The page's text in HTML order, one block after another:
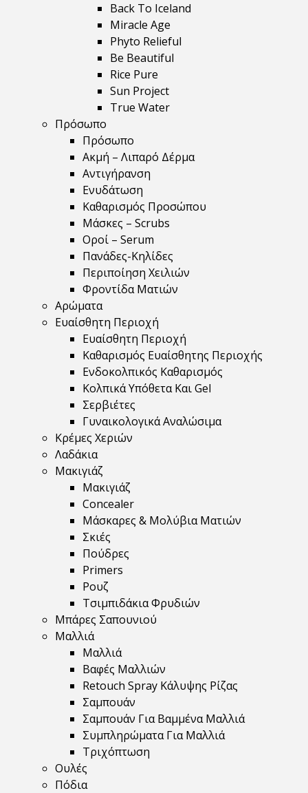
Back To Iceland
Miracle Age
Phyto Relieful
Be Beautiful
Rice Pure
Sun Project
True Water
Πρόσωπο
Πρόσωπο
Ακμή – Λιπαρό Δέρμα
Αντιγήρανση
Ενυδάτωση
Καθαρισμός Προσώπου
Μάσκες – Scrubs
Οροί – Serum
Πανάδες-Κηλίδες
Περιποίηση Χειλιών
Φροντίδα Ματιών
Αρώματα
Ευαίσθητη Περιοχή
Ευαίσθητη Περιοχή
Καθαρισμός Ευαίσθητης Περιοχής
Ενδοκολπικός Καθαρισμός
Κολπικά Υπόθετα Και Gel
Σερβιέτες
Γυναικολογικά Αναλώσιμα
Κρέμες Χεριών
Λαδάκια
Μακιγιάζ
Μακιγιάζ
Concealer
Μάσκαρες & Μολύβια Ματιών
Σκιές
Πούδρες
Primers
Ρουζ
Τσιμπιδάκια Φρυδιών
Μπάρες Σαπουνιού
Μαλλιά
Μαλλιά
Βαφές Μαλλιών
Retouch Spray Κάλυψης Ρίζας
Σαμπουάν
Σαμπουάν Για Βαμμένα Μαλλιά
Συμπληρώματα Για Μαλλιά
Τριχόπτωση
Ουλές
Πόδια